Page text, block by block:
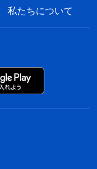
私たちについて